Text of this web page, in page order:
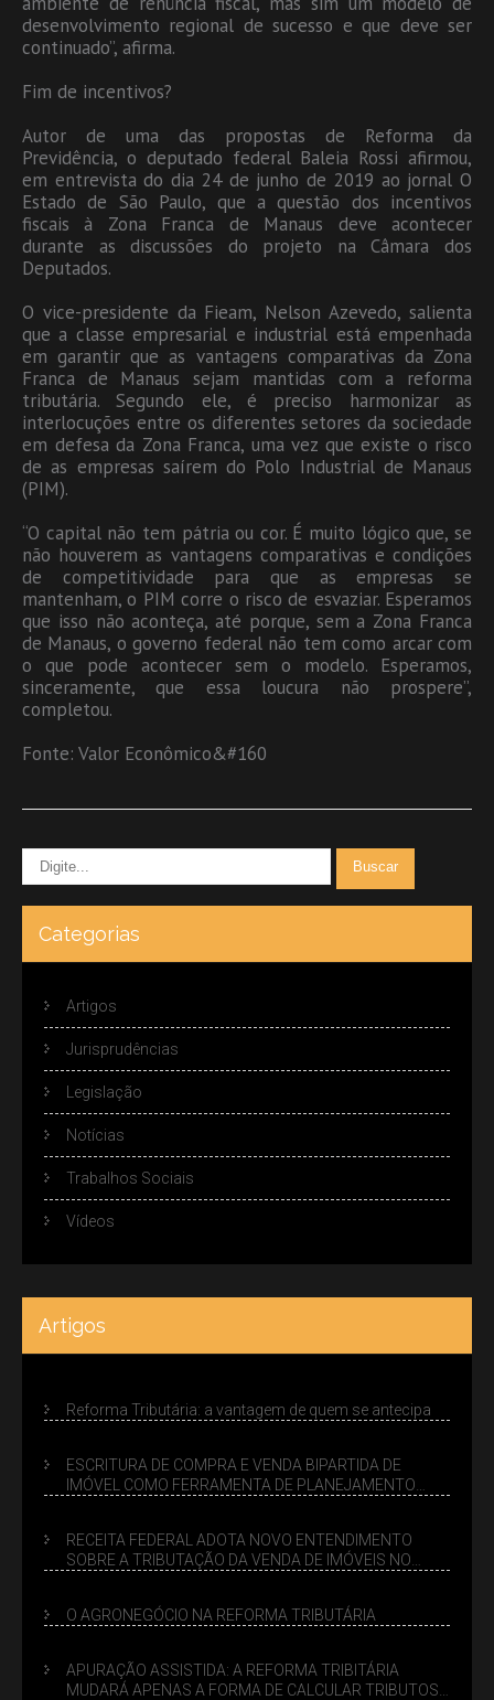
desenvolvimento regional de sucesso e que deve ser
continuado”, afirma.
Fim de incentivos?
Autor de uma das propostas de Reforma da
Previdência, o deputado federal Baleia Rossi afirmou,
em entrevista do dia 24 de junho de 2019 ao jornal O
Estado de São Paulo, que a questão dos incentivos
fiscais à Zona Franca de Manaus deve acontecer
durante as discussões do projeto na Câmara dos
Deputados.
O vice-presidente da Fieam, Nelson Azevedo, salienta
que a classe empresarial e industrial está empenhada
em garantir que as vantagens comparativas da Zona
Franca de Manaus sejam mantidas com a reforma
tributária. Segundo ele, é preciso harmonizar as
interlocuções entre os diferentes setores da sociedade
em defesa da Zona Franca, uma vez que existe o risco
de as empresas saírem do Polo Industrial de Manaus
(PIM).
“O capital não tem pátria ou cor. É muito lógico que, se
não houverem as vantagens comparativas e condições
de competitividade para que as empresas se
mantenham, o PIM corre o risco de esvaziar. Esperamos
que isso não aconteça, até porque, sem a Zona Franca
de Manaus, o governo federal não tem como arcar com
o que pode acontecer sem o modelo. Esperamos,
sinceramente, que essa loucura não prospere”,
completou.
Fonte: Valor Econômico&#160
Categorias
Artigos
Jurisprudências
Legislação
Notícias
Trabalhos Sociais
Vídeos
Artigos
Reforma Tributária: a vantagem de quem se antecipa
ESCRITURA DE COMPRA E VENDA BIPARTIDA DE
IMÓVEL COMO FERRAMENTA DE PLANEJAMENTO
RECEITA FEDERAL ADOTA NOVO ENTENDIMENTO
SOBRE A TRIBUTAÇÃO DA VENDA DE IMÓVEIS NO
O AGRONEGÓCIO NA REFORMA TRIBUTÁRIA
APURAÇÃO ASSISTIDA: A REFORMA TRIBITÁRIA
MUDARÁ APENAS A FORMA DE CALCULAR TRIBUTOS